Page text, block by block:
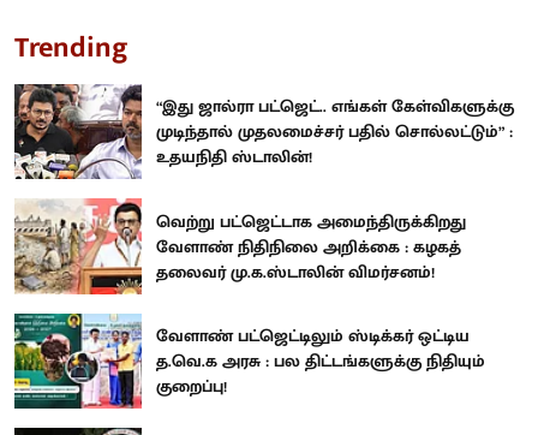
Trending
“இது ஜால்ரா பட்ஜெட்.. எங்கள் கேள்விகளுக்கு
முடிந்தால் முதலமைச்சர் பதில் சொல்லட்டும்” :
உதயநிதி ஸ்டாலின்!
வெற்று பட்ஜெட்டாக அமைந்திருக்கிறது
வேளாண் நிதிநிலை அறிக்கை : கழகத்
தலைவர் மு.க.ஸ்டாலின் விமர்சனம்!
வேளாண் பட்ஜெட்டிலும் ஸ்டிக்கர் ஒட்டிய
த.வெ.க அரசு : பல திட்டங்களுக்கு நிதியும்
குறைப்பு!